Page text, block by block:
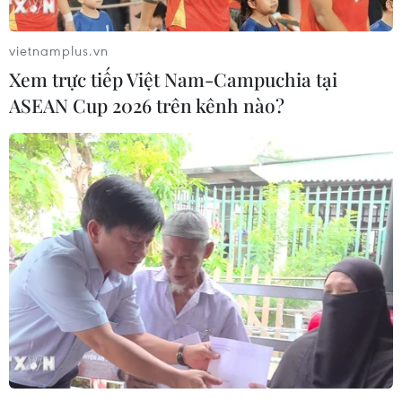
Tầm nhìn chiến lược của Bác
Hồ về mô hình trường học sinh miền
Nam trên đất Bắc
09/07/2024 09:22
Xem thêm
CƠ QUAN CHỦ QUẢN: THÔNG TẤN XÃ VIỆT NAM
Tổng Biên tập: TRẦN TIẾN DUẨN
Phó Tổng Biên tập: NGUYỄN THỊ TÁM, KHÚC THANH
vietnamplus.vn
Xem trực tiếp Việt Nam-Campuchia tại
ASEAN Cup 2026 trên kênh nào?